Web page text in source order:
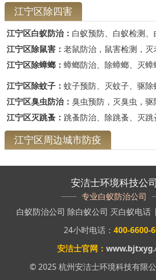
江宁区除四害
江宁区白蚁防治： 白蚁预防、白蚁检测
江宁区除鼠害： 老鼠防治，鼠害检测，灭
江宁区除蟑螂： 蟑螂防治、除蟑螂、灭蟑
江宁区除蚊子： 蚊子预防、灭蚊子、驱除
江宁区臭虫防治： 臭虫预防，灭臭虫，驱
江宁区灭跳蚤： 跳蚤防治、除跳蚤、灭跳
江宁区周边城市防疫
安洁士环境科技公司
专业白蚁防治公司
白蚁防治公司 除白蚁公司 灭白蚁电话
24小时电话： 400-6600-
安洁士官网：
© 2025 杭州安洁士环境科技有限